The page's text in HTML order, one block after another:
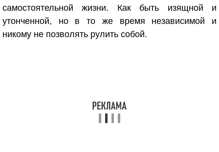
самостоятельной жизни. Как быть изящной и
утонченной, но в то же время независимой и
никому не позволять рулить собой.